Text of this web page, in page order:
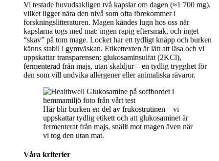
Vi testade huvudsakligen två kapslar om dagen (≈1 700 mg),
vilket ligger nära den nivå som ofta förekommer i
forskningslitteraturen. Magen kändes lugn hos oss när
kapslarna togs med mat: ingen rapig eftersmak, och inget
“skav” på tom mage. Locket har ett tydligt knäpp och burken
känns stabil i gymväskan. Etikettexten är lätt att läsa och vi
uppskattar transparensen: glukosaminsulfat (2KCl),
fermenterad från majs, utan skaldjur – en tydlig trygghet för
den som vill undvika allergener eller animaliska råvaror.
Här blir burken en del av frukostrutinen – vi
uppskattar tydlig etikett och att glukosaminet är
fermenterat från majs, snällt mot magen även när
vi tog den utan mat.
Våra kriterier